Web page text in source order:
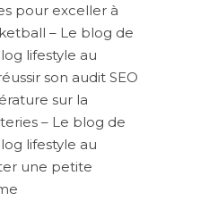
pour exceller à
– Le blog de
lifestyle au
son audit SEO
sur la
– Le blog de
lifestyle au
une petite